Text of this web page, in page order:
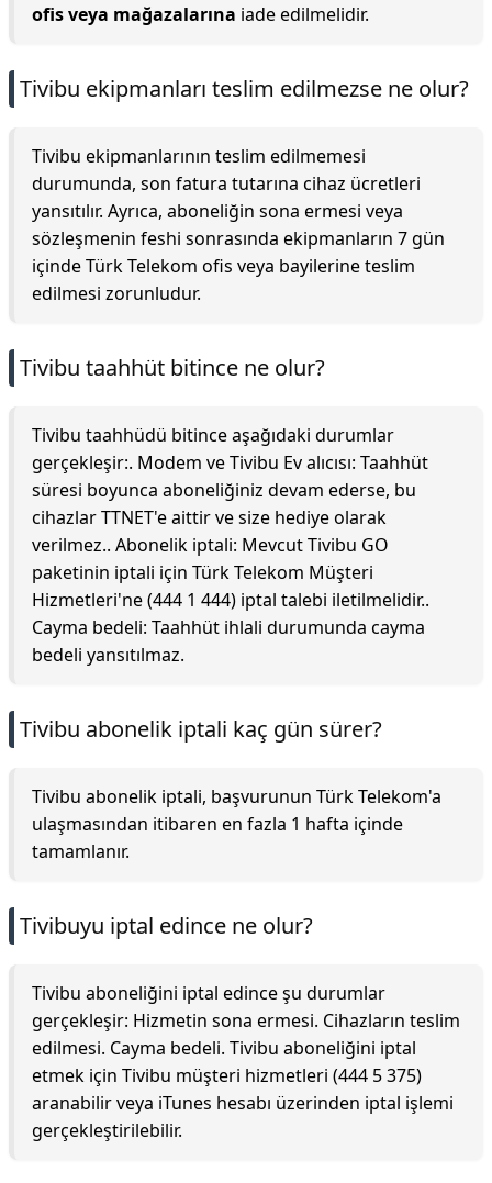
ofis veya mağazalarına iade edilmelidir.
Tivibu ekipmanları teslim edilmezse ne olur?
Tivibu ekipmanlarının teslim edilmemesi
durumunda, son fatura tutarına cihaz ücretleri
yansıtılır. Ayrıca, aboneliğin sona ermesi veya
sözleşmenin feshi sonrasında ekipmanların 7 gün
içinde Türk Telekom ofis veya bayilerine teslim
edilmesi zorunludur.
Tivibu taahhüt bitince ne olur?
Tivibu taahhüdü bitince aşağıdaki durumlar
gerçekleşir:. Modem ve Tivibu Ev alıcısı: Taahhüt
süresi boyunca aboneliğiniz devam ederse, bu
cihazlar TTNET'e aittir ve size hediye olarak
verilmez.. Abonelik iptali: Mevcut Tivibu GO
paketinin iptali için Türk Telekom Müşteri
Hizmetleri'ne (444 1 444) iptal talebi iletilmelidir..
Cayma bedeli: Taahhüt ihlali durumunda cayma
bedeli yansıtılmaz.
Tivibu abonelik iptali kaç gün sürer?
Tivibu abonelik iptali, başvurunun Türk Telekom'a
ulaşmasından itibaren en fazla 1 hafta içinde
tamamlanır.
Tivibuyu iptal edince ne olur?
Tivibu aboneliğini iptal edince şu durumlar
gerçekleşir: Hizmetin sona ermesi. Cihazların teslim
edilmesi. Cayma bedeli. Tivibu aboneliğini iptal
etmek için Tivibu müşteri hizmetleri (444 5 375)
aranabilir veya iTunes hesabı üzerinden iptal işlemi
gerçekleştirilebilir.